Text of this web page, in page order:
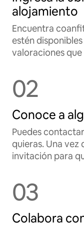
alojamiento
Encuentra
estén
valoraciones que
02
Conoce a
Puedes
quieras. Una vez
invitación para
03
Colabora